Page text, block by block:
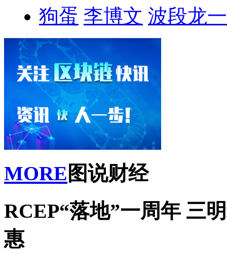
狗蛋 李博文 波段龙一
MORE 图说财经
RCEP“落地”一周年 三
惠